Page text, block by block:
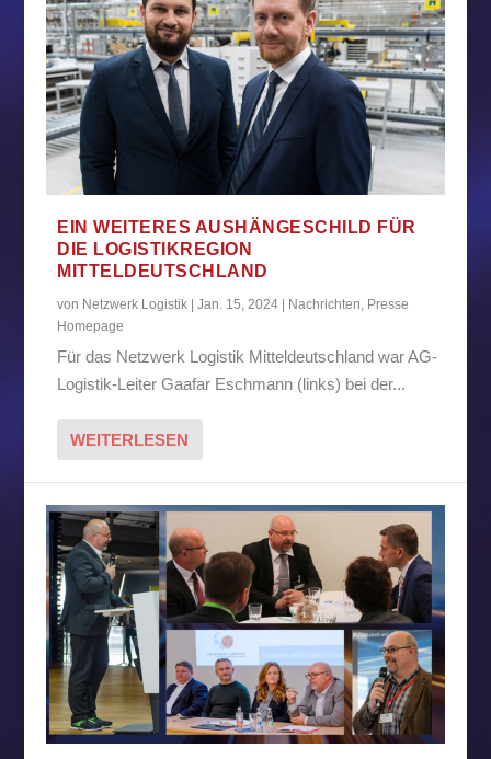
EIN WEITERES AUSHÄNGESCHILD FÜR
DIE LOGISTIKREGION
MITTELDEUTSCHLAND
von Netzwerk Logistik |Jan. 15, 2024 Nachrichten, Presse
Homepage
Für das Netzwerk Logistik Mitteldeutschland war AG-
Logistik-Leiter Gaafar Eschmann (links) bei der...
WEITERLESEN